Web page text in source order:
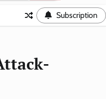
Subscription